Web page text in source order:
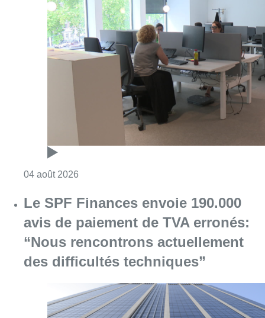
04 août 2026Consulter l'article "Le gouvernement
Le SPF Finances envoie 190.000
avis de paiement de TVA erronés:
“Nous rencontrons actuellement
des difficultés techniques”
04 août 2026Consulter l'article "Le SPF Finances envoie